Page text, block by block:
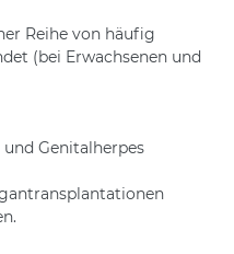
Reihe von häufig
(bei Erwachsenen und
Genitalherpes